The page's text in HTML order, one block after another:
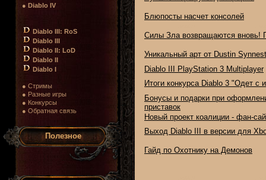
● Diablo IV
Diablo III: RoS
Diablo III
Diablo II: LoD
Diablo II
Diablo I
● Стримы
● Разные игры
● Конкурсы
● Обратная связь
Полезное
Блюпосты насчет консолей
Силы Зла возвращаются вновь!
Уникальный арт от Dustin
Diablo III PlayStation 3 Multiplayer
Итоги конкурса Diablo 3 "Одет с
Бонусы и подарки при
приставок
Новый проект коалиции - фан-
Выход Diablo III в версии для
Гайд по Охотнику на Демонов